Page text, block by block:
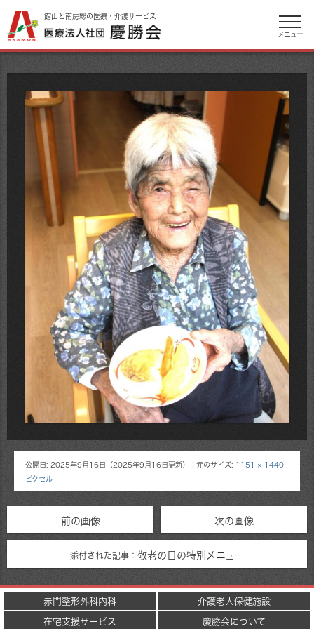
館山と南房総の医療・介護サービス
メニュー
公開日: 2025年9月16日 （2025年9月16日更新） ｜元のサイズ: 1151 × 1440
ピクセル
前の画像 次の画像
添付された記事： 敬老の日の特別メニュー
赤門整形外科内科
介護老人保健施設
在宅支援サービス
慶勝会について